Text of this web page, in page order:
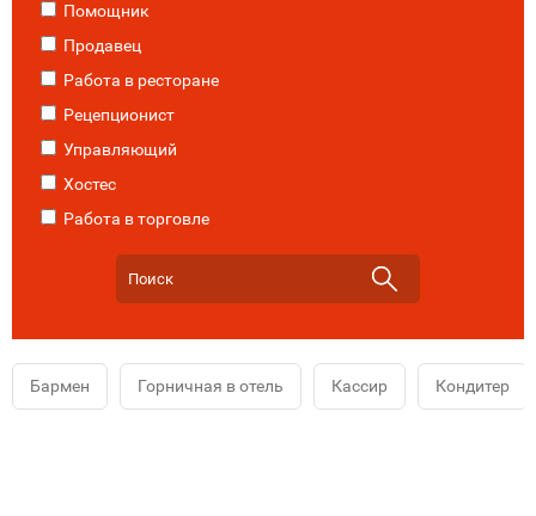
Помощник
Продавец
Работа в ресторане
Рецепционист
Управляющий
Хостес
Работа в торговле
Бармен Горничная в отель Кассир Кондитер